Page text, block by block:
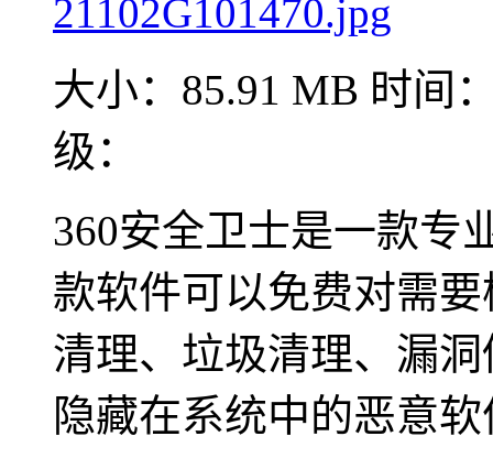
大小：85.91 MB 时间
级：
360安全卫士是一款专
款软件可以免费对需
清理、垃圾清理、漏
隐藏在系统中的恶意